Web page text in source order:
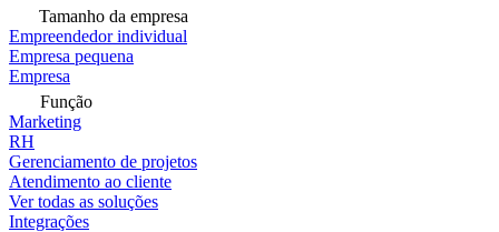
Tamanho da empresa
Empreendedor individual
Empresa pequena
Empresa
Função
Marketing
RH
Gerenciamento de projetos
Atendimento ao cliente
Ver todas as soluções
Integrações